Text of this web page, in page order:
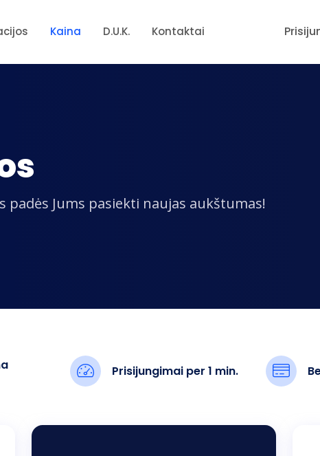
Kaina D.U.K. Kontaktai
Jums pasiekti naujas aukštumas!
Prisijungimai per 1 min.